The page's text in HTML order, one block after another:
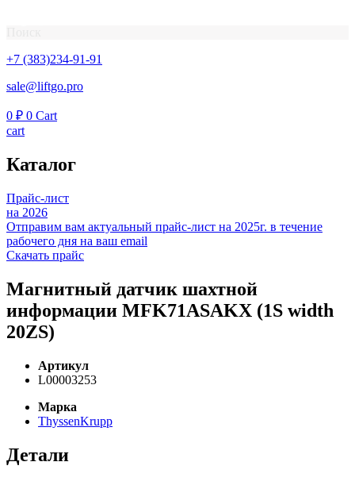
+7 (383)234-91-91
sale@liftgo.pro
0 ₽ 0 Cart
cart
Каталог
Прайс-лист
на 2026
Отправим вам актуальный прайс-лист на 2025г. в течение
рабочего дня на ваш email
Скачать прайс
Магнитный датчик шахтной
информации MFK71ASAKX (1S width
20ZS)
Артикул
L00003253
Марка
ThyssenKrupp
Детали